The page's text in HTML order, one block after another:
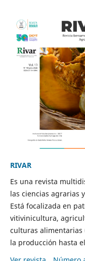
RIVAR
Es una revista
las ciencias agrarias
Está focalizada en
vitivinicultura,
culturas alimentarias
la producción hasta